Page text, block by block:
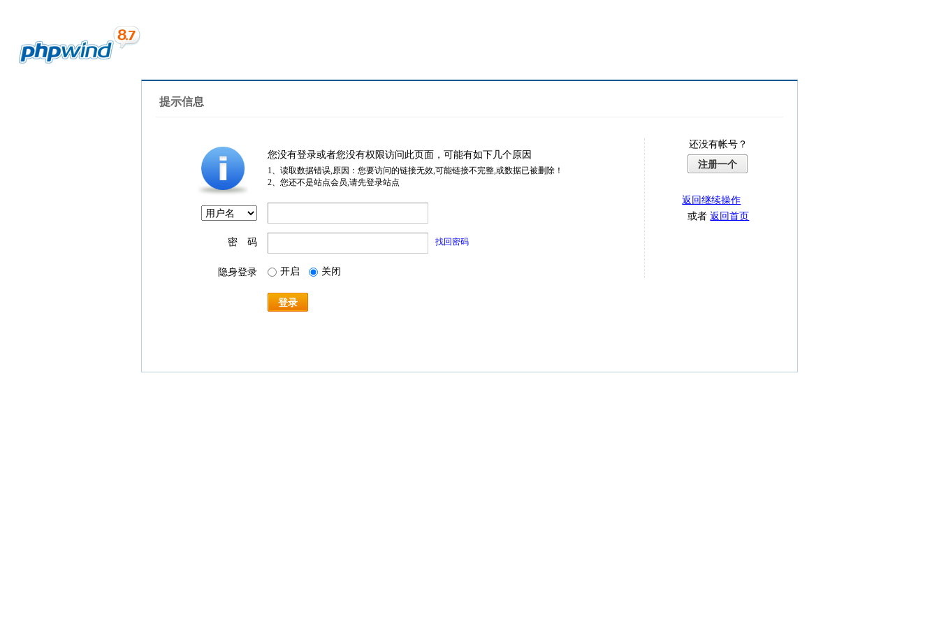
提示信息
您没有登录或者您没有权限访问此页面，可能有如下几个原因
1、读取数据错误,原因：您要访问的链接无效,可能链接不完整,或数据已被删除！
2、您还不是站点会员,请先登录站点
密 码 找回密码
隐身登录 开启 关闭
登录
还没有帐号？
注册一个
返回继续操作
或者返回首页